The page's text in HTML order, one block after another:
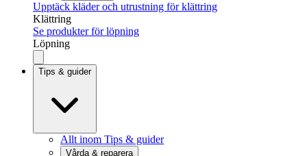
Upptäck kläder och utrustning för klättring
Klättring
Se produkter för löpning
Löpning
Tips & guider
Allt inom Tips & guider
Vårda & reparera